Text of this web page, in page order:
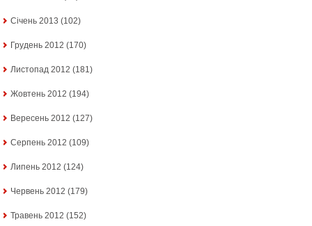
Січень 2013 (102)
Грудень 2012 (170)
Листопад 2012 (181)
Жовтень 2012 (194)
Вересень 2012 (127)
Серпень 2012 (109)
Липень 2012 (124)
Червень 2012 (179)
Травень 2012 (152)